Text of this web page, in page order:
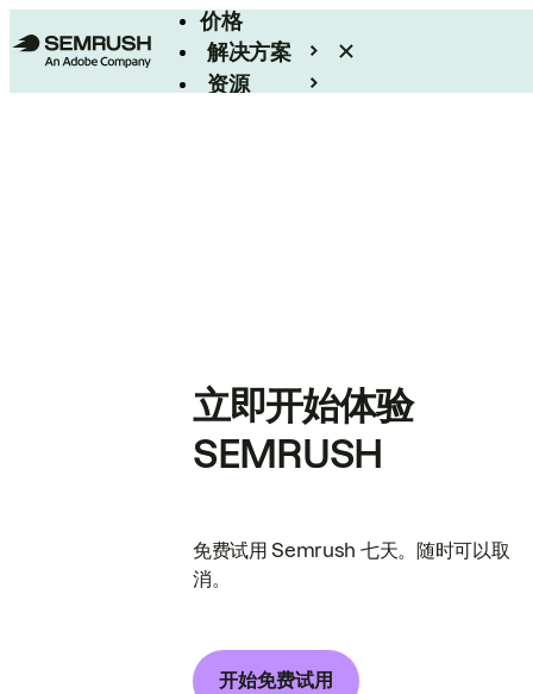
价格
解决方案
资源
立即开始体验
SEMRUSH
免费试用 Semrush 七天。随时可以取
消。
开始免费试用